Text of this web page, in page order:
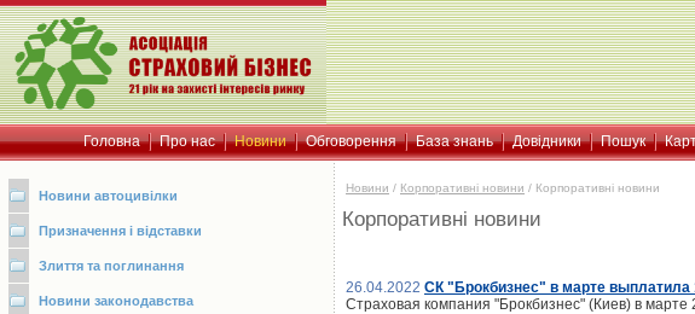
Головна Про нас Новини Обговорення База знань Довідники Пошук
Новини автоцивілки
Призначення і відставки
Злиття та поглинання
Новини законодавства
Новини / Корпоративні новини / Корпоративні новини
Корпоративні новини
26.04.2022 СК "Брокбизнес" в марте выплатила
Страховая компания "Брокбизнес" (Киев) в